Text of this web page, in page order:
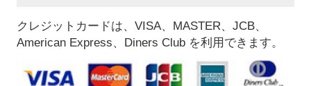
クレジットカードは、VISA、MASTER、JCB、
American Express、Diners Club を利用できます。